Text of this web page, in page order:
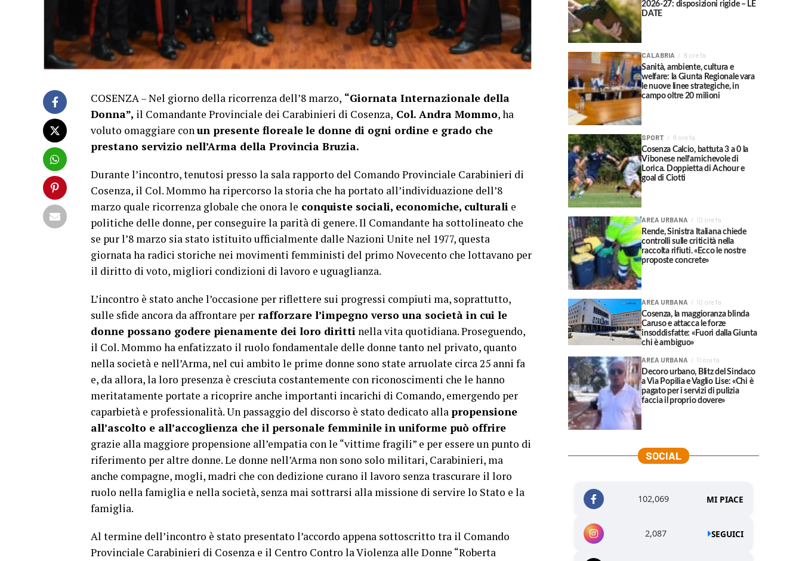
COSENZA – Nel giorno della ricorrenza dell’8 marzo, “Giornata Internazionale della
Donna”, il Comandante Provinciale dei Carabinieri di Cosenza, Col. Andra Mommo, ha
voluto omaggiare conun presente florealele donne di ogni ordine e grado che
prestano servizio nell’Arma della Provincia Bruzia.
Durante l’incontro, tenutosi presso la sala rapporto del Comando Provinciale Carabinieri di
Cosenza, il Col. Mommo ha ripercorso la storia che ha portato all’individuazione dell’8
marzo quale ricorrenza globale che onora le conquiste sociali, economiche, culturali e
politiche delle donne, per conseguire la parità di genere. Il Comandante ha sottolineato che
se pur l’8 marzo sia stato istituito ufficialmente dalle Nazioni Unite nel 1977, questa
giornata ha radici storiche nei movimenti femministi del primo Novecento che lottavano per
il diritto di voto, migliori condizioni di lavoro e uguaglianza.
L’incontro è stato anche l’occasione per riflettere sui progressi compiuti ma, soprattutto,
sulle sfide ancora da affrontare per rafforzare l’impegno verso una società in cui le
donne possano godere pienamente dei loro diritti nella vita quotidiana. Proseguendo,
il Col. Mommo ha enfatizzato il ruolo fondamentale delle donne tanto nel privato, quanto
nella società e nell’Arma, nel cui ambito le prime donne sono state arruolate circa 25 anni fa
e, da allora, la loro presenza è cresciuta costantemente con riconoscimenti che le hanno
meritatamente portate a ricoprire anche importanti incarichi di Comando, emergendo per
caparbietà e professionalità. Un passaggio del discorso è stato dedicato alla propensione
all’ascolto e all’accoglienza che il personale femminile in uniforme può offrire
grazie alla maggiore propensione all’empatia con le “vittime fragili” e per essere un punto di
riferimento per altre donne. Le donne nell’Arma non sono solo militari, Carabinieri, ma
anche compagne, mogli, madri che con dedizione curano il lavoro senza trascurare il loro
ruolo nella famiglia e nella società, senza mai sottrarsi alla missione di servire lo Stato e la
famiglia.
Al termine dell’incontro è stato presentato l’accordo appena sottoscritto tra il Comando
Provinciale Carabinieri di Cosenza e il Centro Contro la Violenza alle Donne “Roberta
2026-27: disposizioni rigide – LE
DATE
CALABRIA 9 ore fa
Sanità, ambiente, cultura e
welfare: la Giunta Regionale vara
le nuove linee strategiche, in
campo oltre 20 milioni
SPORT 9 ore fa
Cosenza Calcio, battuta 3 a 0 la
Vibonese nell’amichevole di
Lorica. Doppietta di Achour e
goal di Ciotti
AREA URBANA 10 ore fa
Rende, Sinistra Italiana chiede
controlli sulle criticità nella
raccolta rifiuti. «Ecco le nostre
proposte concrete»
AREA URBANA 10 ore fa
Cosenza, la maggioranza blinda
Caruso e attacca le forze
insoddisfatte: «Fuori dalla Giunta
chi è ambiguo»
AREA URBANA 11 ore fa
Decoro urbano, Blitz del Sindaco
a Via Popilia e Vaglio Lise: «Chi è
pagato per i servizi di pulizia
faccia il proprio dovere»
SOCIAL
102,069 MI PIACE
2,087 SEGUICI